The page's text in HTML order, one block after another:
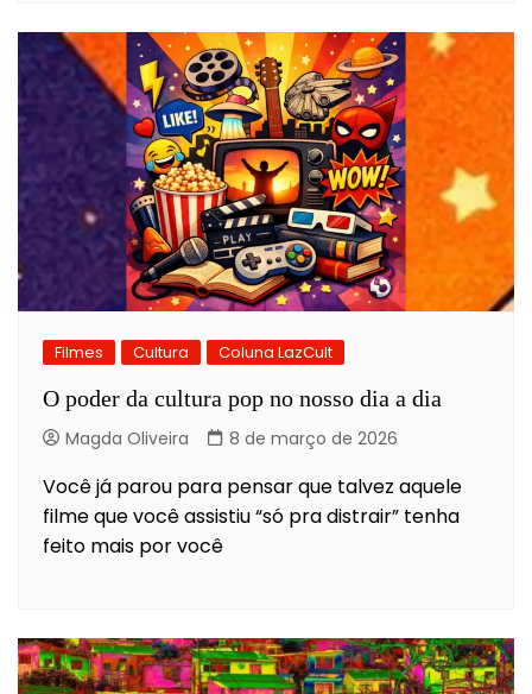
Filmes Cultura Coluna LazCult
O poder da cultura pop no nosso dia a dia
Magda Oliveira 8 de março de 2026
Você já parou para pensar que talvez aquele
filme que você assistiu “só pra distrair” tenha
feito mais por você